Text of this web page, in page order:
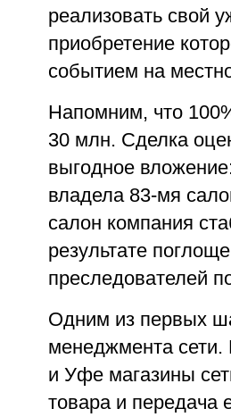
реализовать свой
приобретение
событием на
Напомним, что
30 млн. Сделка
выгодное
владела 83-мя
салон компания
результате
преследователей
Одним из первых
менеджмента сети.
и Уфе магазины
товара и передача